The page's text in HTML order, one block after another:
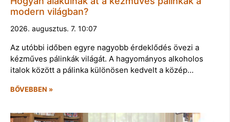
modern világban?
2026. augusztus. 7. 10:07
Az utóbbi időben egyre nagyobb érdeklődés övezi a
kézműves pálinkák világát. A hagyományos alkoholos
italok között a pálinka különösen kedvelt a közép…
BŐVEBBEN »